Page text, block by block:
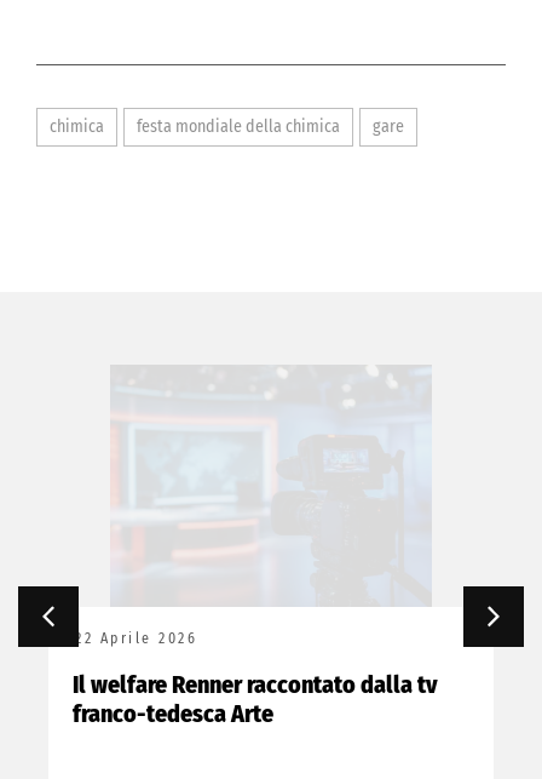
chimica festa mondiale della chimica gare
22 Aprile 2026
Il welfare Renner raccontato dalla tv
franco-tedesca Arte